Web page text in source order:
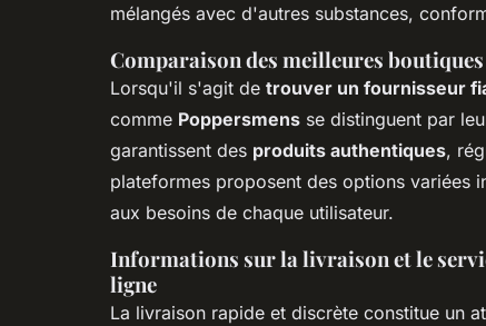
mélangés avec d'autres substances,
Comparaison des meilleures
Lorsqu'il s'agit de trouver un fournisseur
comme Poppersmens se distinguent par
garantissent des produits authentiques,
plateformes proposent des options variées
aux besoins de chaque utilisateur.
Informations sur la livraison et le
ligne
La livraison rapide et discrète constitue un